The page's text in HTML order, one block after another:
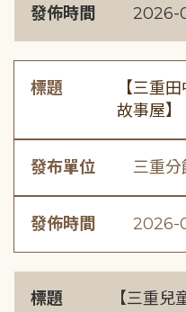
發佈時間 2026-
標題
【三重
故事屋】
發布單位 三重分
發佈時間 2026-
標題
【三重兒